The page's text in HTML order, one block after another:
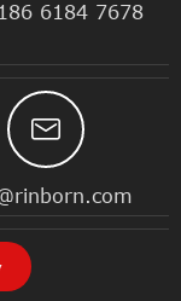
6184 7678
